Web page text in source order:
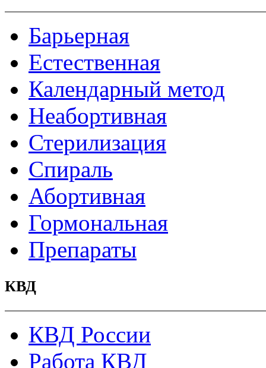
Барьерная
Естественная
Календарный метод
Неабортивная
Стерилизация
Спираль
Абортивная
Гормональная
Препараты
КВД
КВД России
Работа КВД